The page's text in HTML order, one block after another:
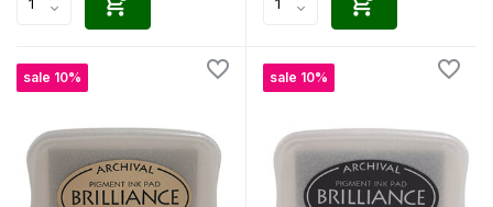
sale 10% sale 10%